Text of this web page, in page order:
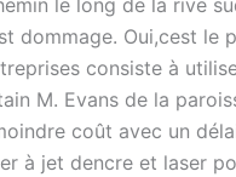
le long de la rive
dommage. Oui,cest
consiste à
M. Evans de la
coût avec un
à jet dencre et laser